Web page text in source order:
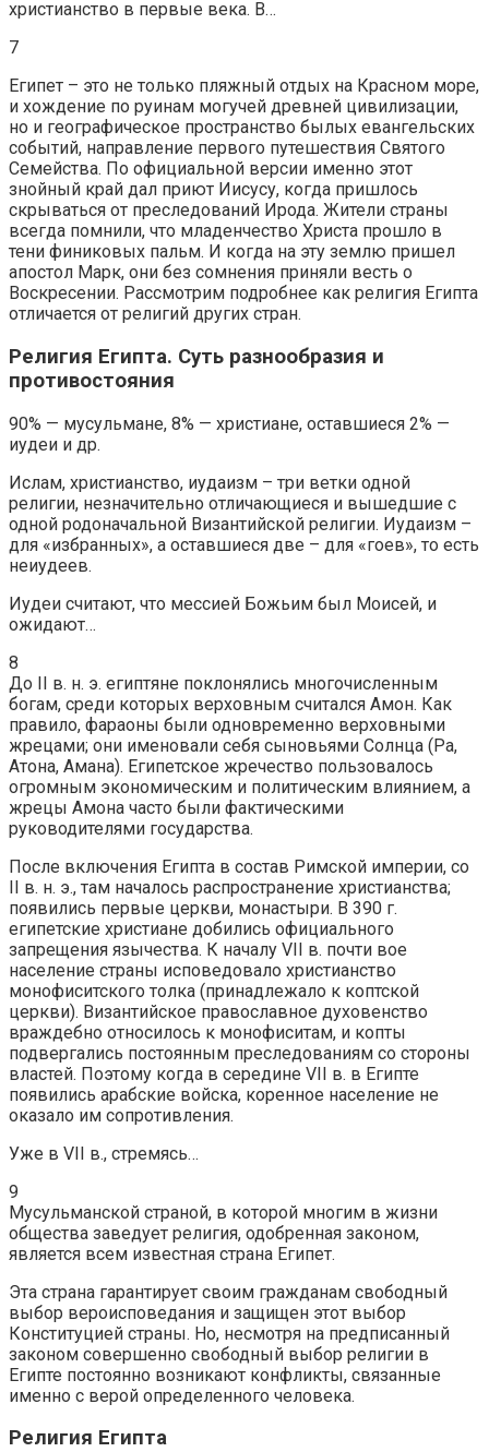
христианство в первые века. В…
7
Египет – это не только пляжный отдых на Красном море,
и хождение по руинам могучей древней цивилизации,
но и географическое пространство былых евангельских
событий, направление первого путешествия Святого
Семейства. По официальной версии именно этот
знойный край дал приют Иисусу, когда пришлось
скрываться от преследований Ирода. Жители страны
всегда помнили, что младенчество Христа прошло в
тени финиковых пальм. И когда на эту землю пришел
апостол Марк, они без сомнения приняли весть о
Воскресении. Рассмотрим подробнее как религия Египта
отличается от религий других стран.
Религия Египта. Суть разнообразия и
противостояния
90% — мусульмане, 8% — христиане, оставшиеся 2% —
иудеи и др.
Ислам, христианство, иудаизм – три ветки одной
религии, незначительно отличающиеся и вышедшие с
одной родоначальной Византийской религии. Иудаизм –
для «избранных», а оставшиеся две – для «гоев», то есть
неиудеев.
Иудеи считают, что мессией Божьим был Моисей, и
ожидают…
8
До II в. н. э. египтяне поклонялись многочисленным
богам, среди которых верховным считался Амон. Как
правило, фараоны были одновременно верховными
жрецами; они именовали себя сыновьями Солнца (Ра,
Атона, Амана). Египетское жречество пользовалось
огромным экономическим и политическим влиянием, а
жрецы Амона часто были фактическими
руководителями государства.
После включения Египта в состав Римской империи, со
II в. н. э., там началось распространение христианства;
появились первые церкви, монастыри. В 390 г.
египетские христиане добились официального
запрещения язычества. К началу VII в. почти вое
население страны исповедовало христианство
монофиситского толка (принадлежало к коптской
церкви). Византийское православное духовенство
враждебно относилось к монофиситам, и копты
подвергались постоянным преследованиям со стороны
властей. Поэтому когда в середине VII в. в Египте
появились арабские войска, коренное население не
оказало им сопротивления.
Уже в VII в., стремясь…
9
Мусульманской страной, в которой многим в жизни
общества заведует религия, одобренная законом,
является всем известная страна Египет.
Эта страна гарантирует своим гражданам свободный
выбор вероисповедания и защищен этот выбор
Конституцией страны. Но, несмотря на предписанный
законом совершенно свободный выбор религии в
Египте постоянно возникают конфликты, связанные
именно с верой определенного человека.
Религия Египта